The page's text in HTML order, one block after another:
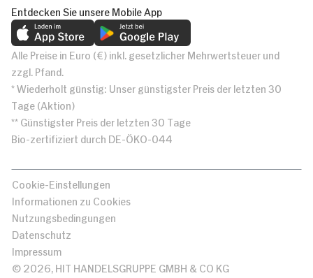
Entdecken Sie unsere Mobile App
Alle Preise in Euro (€) inkl. gesetzlicher Mehrwertsteuer und
zzgl. Pfand.
* Wiederholt günstig: Unser günstigster Preis der letzten 30
Tage (Aktion)
** Günstigster Preis der letzten 30 Tage
Bio-zertifiziert durch DE-ÖKO-044
Cookie-Einstellungen
Informationen zu Cookies
Nutzungsbedingungen
Datenschutz
Impressum
© 2026, HIT HANDELSGRUPPE GMBH & CO KG